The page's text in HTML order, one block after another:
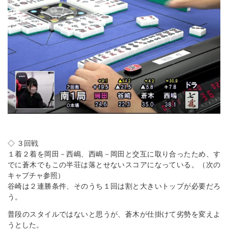
◇ ３回戦
１着２着を岡田－西嶋、西嶋－岡田と交互に取り合ったため、す
でに蒼木でもこの半荘は落とせないスコアになっている。（次の
キャプチャ参照）
谷崎は２連勝条件、そのうち１回は割と大きいトップが必要だろ
う。
普段のスタイルではないと思うが、蒼木が仕掛けて劣勢を変えよ
うとした。